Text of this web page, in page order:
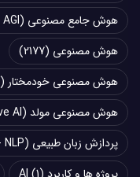
هوش جامع مصنوعی (Artificial General Intelligence - AGI)
هوش مصنوعی (2177)
هوش مصنوعی خودمختار (Autonomous AI)
هوش مصنوعی مولد (Generative AI)
پردازش زبان طبیعی (Natural Language Processing - NLP)